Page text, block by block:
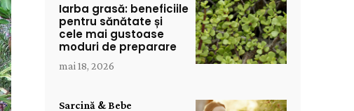
Iarba grasă: beneficiile
pentru sănătate și
cele mai gustoase
moduri de preparare
mai 18, 2026
Sarcină & Bebe